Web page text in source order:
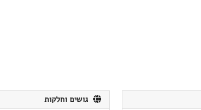
גושים וחלקות